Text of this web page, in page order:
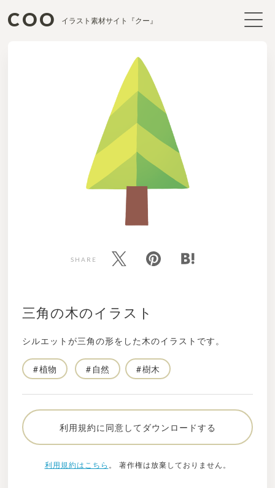
COO イラスト素材サイト『クー』
SHARE
三角の木のイラスト
シルエットが三角の形をした木のイラストです。
植物 自然 樹木
利用規約に同意してダウンロードする
利用規約はこちら 。 著作権は放棄しておりません。